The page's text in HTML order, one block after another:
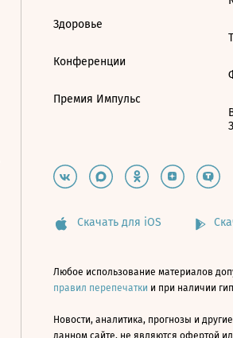
Здоровье
Конференции
Премия Импульс
Скачать для iOS
Любое использование материалов
правил перепечатки и при наличии
Новости, аналитика, прогнозы и
данном сайте, не являются офертой